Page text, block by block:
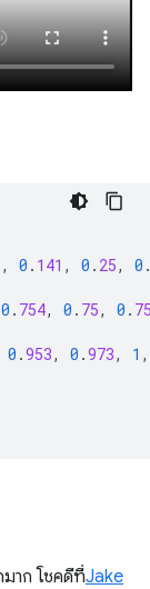
0 . 141 , 0 . 25, 0
0 . 754, 0 . 75, 0 .
0 .953, 0 .973, 1 ,
มาก โชคดีที่Jake